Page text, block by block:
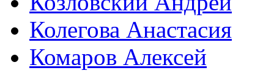
Колегова Анастасия
Комаров Алексей